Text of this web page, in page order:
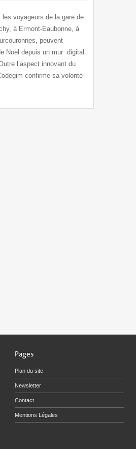
les voyageurs de la gare de
à Ermont-Eaubonne, à
peuvent
Noël depuis un mur digital
l’aspect innovant du
confirme sa volonté
Pages
Plan du site
Newsletter
Contact
Mentions Légales